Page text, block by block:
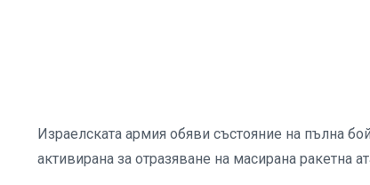
Израелската армия обяви състояние на пълна
активирана за отразяване на масирана ракетна